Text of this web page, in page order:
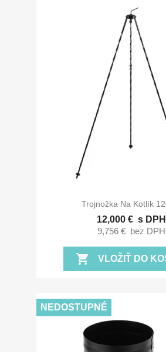
Trojnožka Na Kotlík
12,000 € s DPH
9,756 € bez DPH
shopping_cart VLOŽIŤ DO
NEDOSTUPNÉ